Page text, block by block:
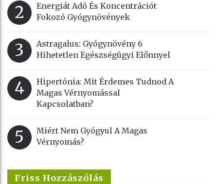
2
Energiát Adó És Koncentrációt
Fokozó Gyógynövények
3
Astragalus: Gyógynövény 6
Hihetetlen Egészségügyi Előnnyel
4
Hipertónia: Mit Érdemes Tudnod A
Magas Vérnyomással
Kapcsolatban?
5
Miért Nem Gyógyul A Magas
Vérnyomás?
Friss Hozzászólás